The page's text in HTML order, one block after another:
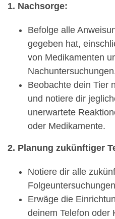
1. Nachsorge:
Befolge alle
gegeben hat,
von Medikamenten
Beobachte dein Tier
und notiere dir
unerwartete
oder Medikamente.
2. Planung zukünftiger
Notiere dir alle
Erwäge die
deinem Telefon oder